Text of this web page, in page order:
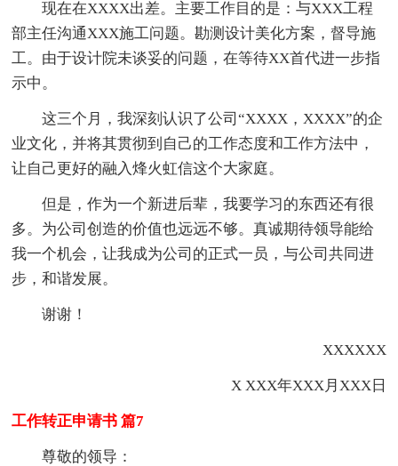
现在在XXXX出差。主要工作目的是：与XXX工程
部主任沟通XXX施工问题。勘测设计美化方案，督导施
工。由于设计院未谈妥的问题，在等待XX首代进一步指
示中。
这三个月，我深刻认识了公司“XXXX，XXXX”的企
业文化，并将其贯彻到自己的工作态度和工作方法中，
让自己更好的融入烽火虹信这个大家庭。
但是，作为一个新进后辈，我要学习的东西还有很
多。为公司创造的价值也远远不够。真诚期待领导能给
我一个机会，让我成为公司的正式一员，与公司共同进
步，和谐发展。
谢谢！
XXXXXX
X XXX年XXX月XXX日
工作转正申请书 篇7
尊敬的领导：